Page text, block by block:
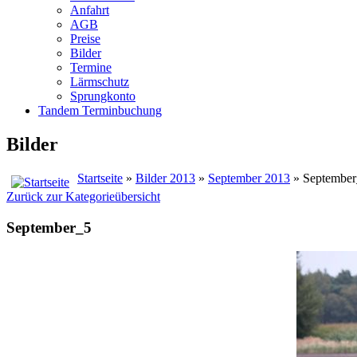
Anfahrt
AGB
Preise
Bilder
Termine
Lärmschutz
Sprungkonto
Tandem Terminbuchung
Bilder
Startseite » Bilder 2013 » September 2013 »
Zurück zur Kategorieübersicht
September_5